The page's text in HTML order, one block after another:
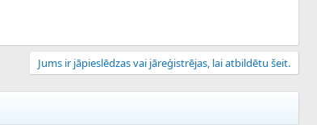
Jums ir jāpieslēdzas vai jāreģistrējas, lai atbildētu šeit.